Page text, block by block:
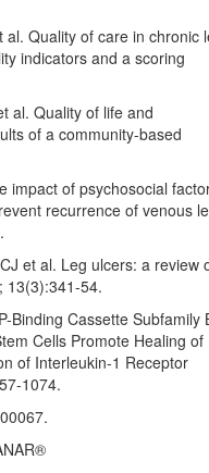
Quality of care in chronic
indicators and a scoring
al. Quality of life and
of a community-based
impact of psychosocial
recurrence of venous
et al. Leg ulcers: a review
13(3):341-54.
Binding Cassette Subfamily
Cells Promote Healing of
of Interleukin-1 Receptor
1074.